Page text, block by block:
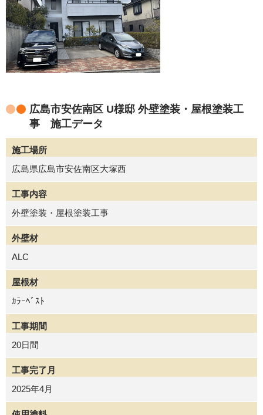
広島市安佐南区 U様邸 外壁塗装・屋根塗装工
事 施工データ
施工場所
広島県広島市安佐南区大塚西
工事内容
外壁塗装・屋根塗装工事
外壁材
ALC
屋根材
ｶﾗｰﾍﾞｽﾄ
工事期間
20日間
工事完了月
2025年4月